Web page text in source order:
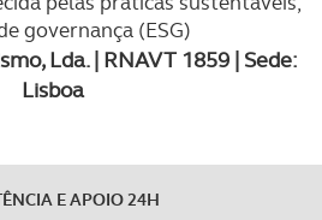
governança (ESG)
Lda. | RNAVT 1859 | Sede:
Lisboa
E APOIO 24H